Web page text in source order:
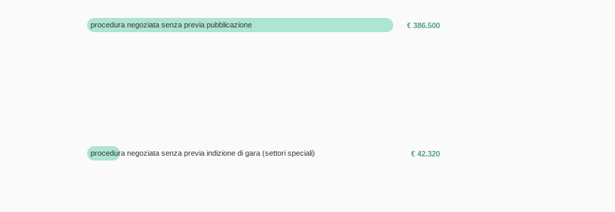
procedura negoziata senza previa pubblicazione
procedura negoziata senza previa indizione di gara (settori speciali)
€ 386.500
€ 42.320